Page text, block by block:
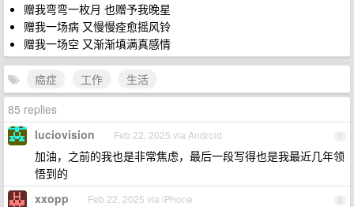
赠我弯弯一枚月 也赠予我晚星
赠我一场病 又慢慢痊愈摇风铃
赠我一场空 又渐渐填满真感情
癌症 工作
生活
85 replies
1
luciovision Feb 22, 2025 via Android
加油，之前的我也是非常焦虑，最后一段写得也是我最近几年领
悟到的
2
xxopp Feb 22, 2025 via iPhone